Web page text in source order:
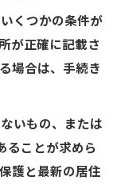
くつかの条件が
が正確に記載さ
場合は、手続き
いもの、または
ることが求めら
護と最新の居住